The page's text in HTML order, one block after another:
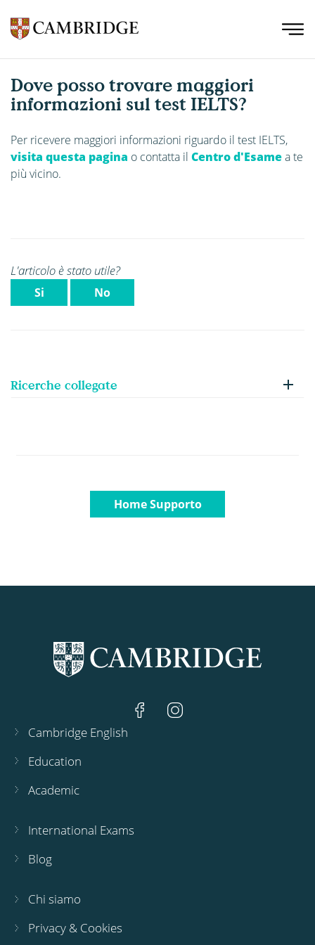
Dove posso trovare maggiori
informazioni sul test IELTS?
Per ricevere maggiori informazioni riguardo il test IELTS,
visita questa pagina o contatta il Centro d'Esamea te
più vicino.
L'articolo è stato utile?
Si No
Ricerche collegate
Home Supporto
Cambridge English
Education
Academic
International Exams
Blog
Chi siamo
Privacy & Cookies